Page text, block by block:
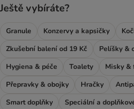
Ještě vybíráte?
Granule Konzervy a kapsičky
Zkušební balení od 19 Kč
Pelíšky &
Hygiena & péče
Toalety
Misky &
Přepravky & obojky
Hračky
Smart doplňky
Speciální a